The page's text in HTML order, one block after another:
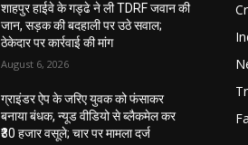
शाहपुर हाईवे के गड्ढे ने ली TDRF जवान की
जान, सड़क की बदहाली पर उठे सवाल;
ठेकेदार पर कार्रवाई की मांग
August 6, 2026
ग्राइंडर ऐप के जरिए युवक को फंसाकर
बनाया बंधक, न्यूड वीडियो से ब्लैकमेल कर
₹30 हजार वसूले; चार पर मामला दर्ज